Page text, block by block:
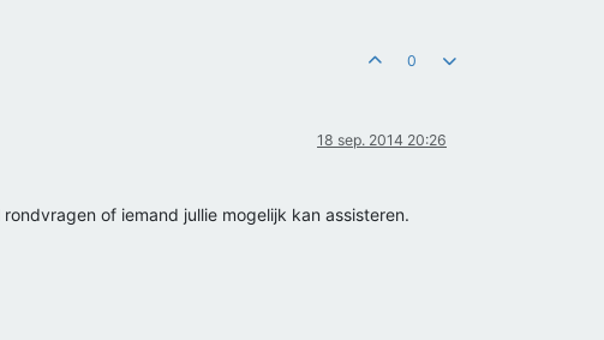
0
18 sep. 2014 20:26
of iemand jullie mogelijk kan assisteren.